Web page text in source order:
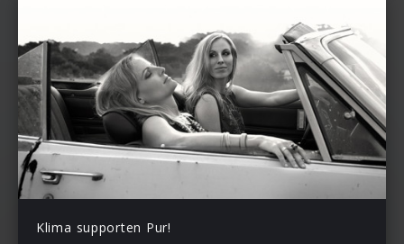
Klima supporten Pur!